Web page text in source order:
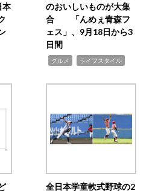
本
のおいしいものが大集
合 「んめぇ青森フ
ェス」、9月18日から3
日間
グルメ ライフスタイル
全日本学童軟式野球の2